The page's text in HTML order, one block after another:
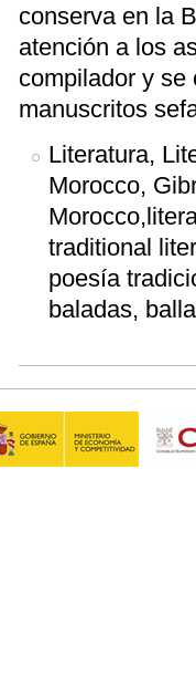
conserva en la
atención a los
compilador y se
manuscritos
Literatura,
Morocco,
traditional
poesía
baladas,